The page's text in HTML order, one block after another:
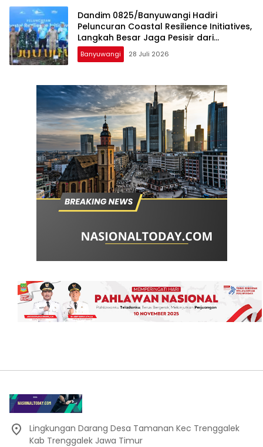
Dandim 0825/Banyuwangi Hadiri
Peluncuran Coastal Resilience Initiatives,
Langkah Besar Jaga Pesisir dari
Ancaman Abrasi
Banyuwangi 28 Juli 2026
Lingkungan Darang Desa Tamanan Kec Trenggalek
Kab Trenggalek Jawa Timur